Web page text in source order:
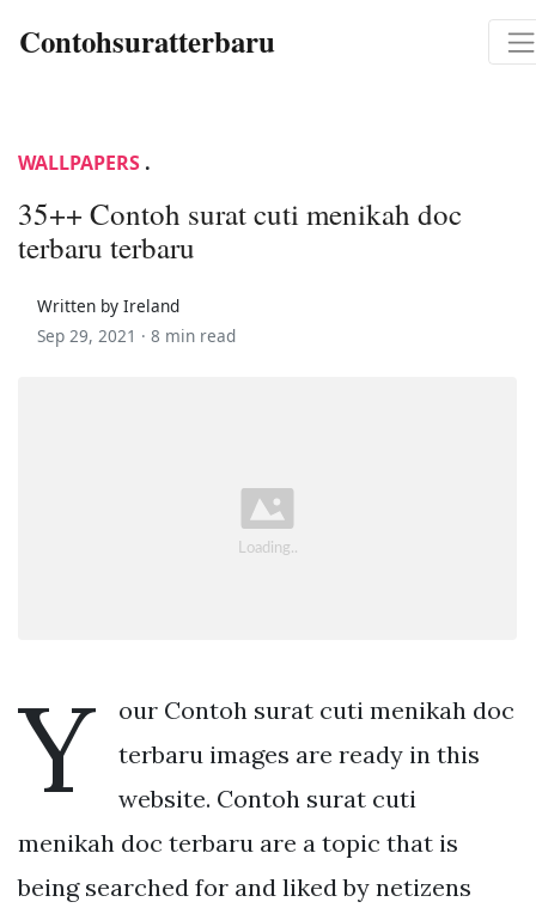
Contohsuratterbaru
WALLPAPERS .
35++ Contoh surat cuti menikah doc
terbaru terbaru
Written by Ireland
Sep 29, 2021 · 8 min read
Y
our Contoh surat cuti menikah doc
terbaru images are ready in this
website. Contoh surat cuti
menikah doc terbaru are a topic that is
being searched for and liked by netizens